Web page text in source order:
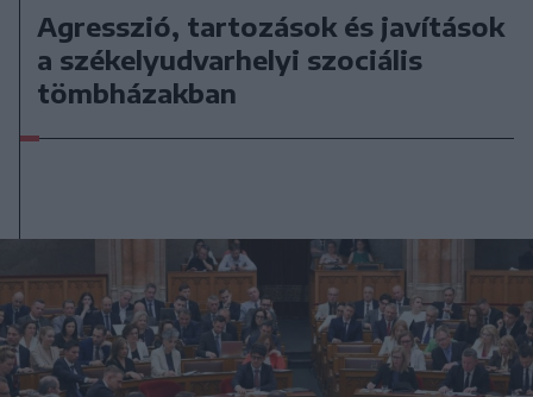
Agresszió, tartozások és javítások
a székelyudvarhelyi szociális
tömbházakban